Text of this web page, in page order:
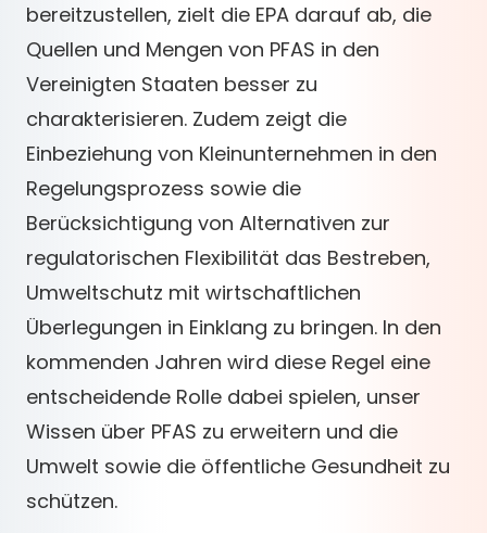
bereitzustellen, zielt die EPA darauf ab, die
Quellen und Mengen von PFAS in den
Vereinigten Staaten besser zu
charakterisieren. Zudem zeigt die
Einbeziehung von Kleinunternehmen in den
Regelungsprozess sowie die
Berücksichtigung von Alternativen zur
regulatorischen Flexibilität das Bestreben,
Umweltschutz mit wirtschaftlichen
Überlegungen in Einklang zu bringen. In den
kommenden Jahren wird diese Regel eine
entscheidende Rolle dabei spielen, unser
Wissen über PFAS zu erweitern und die
Umwelt sowie die öffentliche Gesundheit zu
schützen.